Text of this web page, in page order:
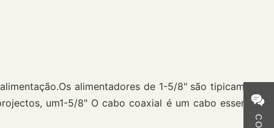
alimentadores de 1-5/8" são tipicamente
um1-5/8" O cabo coaxial é um cabo essencial,